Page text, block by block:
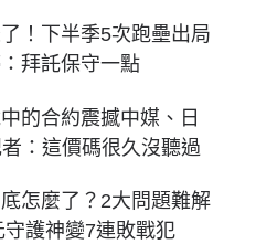
！下半季5次跑壘出局
拜託保守一點
的合約震撼中媒、日
：這價碼很久沒聽過
怎麼了？2大問題難解
守護神變7連敗戰犯